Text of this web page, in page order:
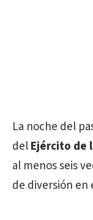
La noche del
delEjército de
al menos seis
de diversión en